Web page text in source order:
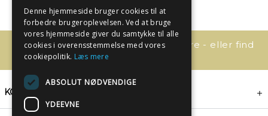
Har du spørgsmål, så kontakt os bare - eller find
svaret her:
KONTAKT
Denne hjemmeside bruger cookies til at
forbedre brugeroplevelsen. Ved at bruge
vores hjemmeside giver du samtykke til alle
cookies i overensstemmelse med vores
cookiepolitik. Læs mere
ABSOLUT NØDVENDIGE
YDEEVNE